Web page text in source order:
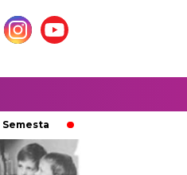
Ketika Ijazah Analog